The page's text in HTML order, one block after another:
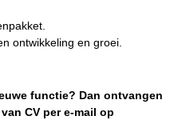
ontwikkeling en groei.
functie? Dan ontvangen
CV per e-mail op